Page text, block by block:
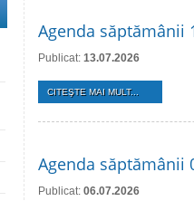
Agenda săptămânii
Publicat: 13.07.2026
CITEŞTE MAI MULT...
Agenda săptămânii
Publicat: 06.07.2026